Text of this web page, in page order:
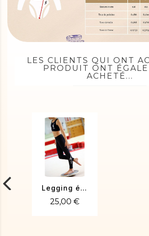
LES CLIENTS QUI ONT
PRODUIT ONT
ACHETÉ...
Legging élastique noir
25,00 €